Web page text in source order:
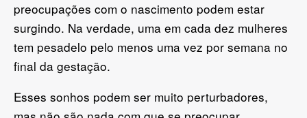
preocupações com o nascimento podem estar
surgindo. Na verdade, uma em cada dez mulheres
tem pesadelo pelo menos uma vez por semana no
final da gestação.
Esses sonhos podem ser muito perturbadores,